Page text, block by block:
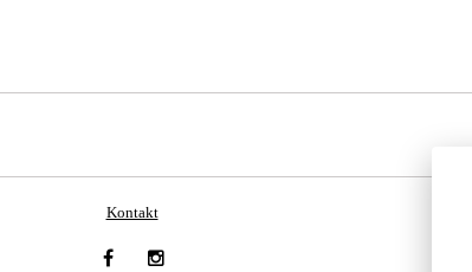
Kontakt